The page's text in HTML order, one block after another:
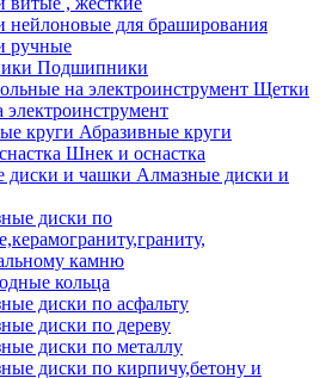
нейлоновые для браширования
ручные
Подшипники
Щетки
электроинструмент
Абразивные круги
Шнек и оснастка
Алмазные диски и
диски по
камню
кольца
диски по асфальту
диски по дереву
диски по металлу
диски по кирпичу,бетону и